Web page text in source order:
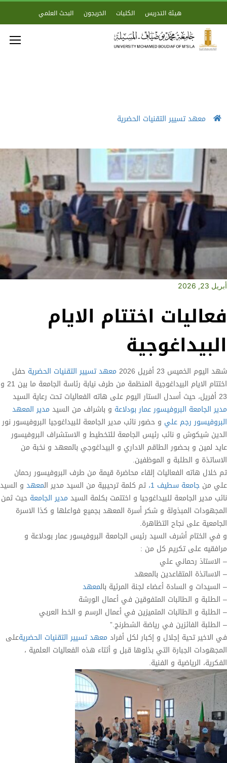
هيئة التدريس الكليات الخريجون البحث العلمي
معهد تسيير التقنيات الحضرية
أبريل 23, 2026
فعاليات اختتام الايام
البيداغوجية
شهد اليوم الخميس 23 أفريل 2026 معهد تسيير التقنيات الحضرية حفل
اختتام الايام البيداغوجية المنظمة من طرف نيابة رئاسة الجامعة ما بين 21 و
23 أفريل، حيث أسدل الستار اليوم على هاته الفعاليات تحت رعاية السيد
مدير الجامعة البروفيسور عمار بودلاعة و باشراف من السيد مدير المعهد
البروفيسور رجم علي و حضور نائب مدير الجامعة للبيداغوجيا البروفيسور نور
الدين شيكوش و نائب رئيس الجامعة للتخطيط و الاستشراف البروفيسور
عايد لمين و بحضور الطاقم الاداري و البيداغوجي بالمعهد و نخبة من
الاساتذة و الطلبة و الموظفين.
تم خلال هاته الفعاليات إلقاء محاضرة قيمة من طرف البروفيسور رحمان
علي من جامعة سطيف 1، ثم كلمة ترحيبية من السيد مدير المعهد و السيد
نائب مدير الجامعة للبيداغوجيا و اختتمت بكلمة السيد مدير الجامعة حيث ثمن
المجهودات المبذولة و شكر أسرة المعهد بجميع فواعلها و كذا الاسرة
الجامعية على نجاح التظاهرة.
و في الختام أشرف السيد رئيس الجامعة البروفيسور عمار بودلاعة و
مرافقيه على تكريم كل من :
– الاستاذ رحماني علي
– الاساتذة المتقاعدين بالمعهد
– السيدات و السادة أعضاء لجنة المرئية بالمعهد
– الطلبة و الطالبات المتفوقين في أعمال الورشة
– الطلبة و الطالبات المتميزين في أعمال الرسم و الخط العربي
– الطلبة الفائزين في رياضة الشطرنج.”
في الاخير تحية إجلال و إكبار لكل أفراد معهد تسيير التقنيات الحضريةعلى
المجهودات الجبارة التي بذلوها قبل و أثتاء هذه الفعاليات العلمية ،
الفكرية، الرياضية و الفنية.